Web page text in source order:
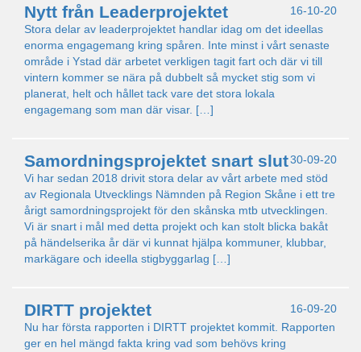
16-10-20
Nytt från Leaderprojektet
Stora delar av leaderprojektet handlar idag om det ideellas
enorma engagemang kring spåren. Inte minst i vårt senaste
område i Ystad där arbetet verkligen tagit fart och där vi till
vintern kommer se nära på dubbelt så mycket stig som vi
planerat, helt och hållet tack vare det stora lokala
engagemang som man där visar. […]
30-09-20
Samordningsprojektet snart slut
Vi har sedan 2018 drivit stora delar av vårt arbete med stöd
av Regionala Utvecklings Nämnden på Region Skåne i ett tre
årigt samordningsprojekt för den skånska mtb utvecklingen.
Vi är snart i mål med detta projekt och kan stolt blicka bakåt
på händelserika år där vi kunnat hjälpa kommuner, klubbar,
markägare och ideella stigbyggarlag […]
16-09-20
DIRTT projektet
Nu har första rapporten i DIRTT projektet kommit. Rapporten
ger en hel mängd fakta kring vad som behövs kring